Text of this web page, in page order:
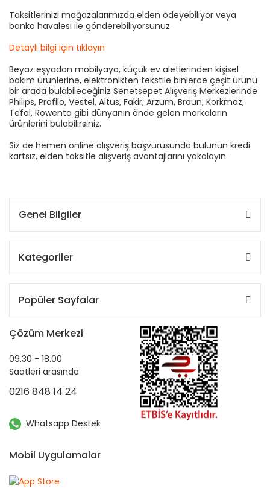
Taksitlerinizi mağazalarımızda elden ödeyebiliyor veya
banka havalesi ile gönderebiliyorsunuz
Detaylı bilgi için tıklayın
Beyaz eşyadan mobilyaya, küçük ev aletlerinden kişisel
bakım ürünlerine, elektronikten tekstile binlerce çeşit ürünü
bir arada bulabileceğiniz Senetsepet Alışveriş Merkezlerinde
Philips, Profilo, Vestel, Altus, Fakir, Arzum, Braun, Korkmaz,
Tefal, Rowenta gibi dünyanın önde gelen markaların
ürünlerini bulabilirsiniz.
Siz de hemen online alışveriş başvurusunda bulunun kredi
kartsız, elden taksitle alışveriş avantajlarını yakalayın.
Genel Bilgiler
Kategoriler
Popüler Sayfalar
Çözüm Merkezi
09.30 - 18.00
Saatleri arasında
0216 848 14 24
Whatsapp Destek
Mobil Uygulamalar